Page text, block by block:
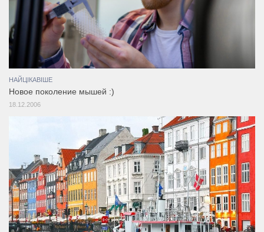
НАЙЦІКАВІШЕ
Новое поколение мышей :)
18.12.2006